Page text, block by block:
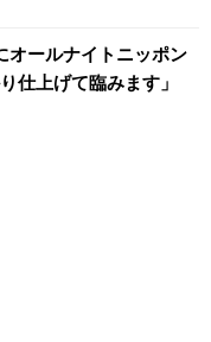
オールナイトニッポン
仕上げて臨みます」